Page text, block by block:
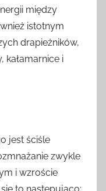
między
istotnym
drapieżników,
kałamarnice i
jest ściśle
zwykle
i wzroście
to następująco: